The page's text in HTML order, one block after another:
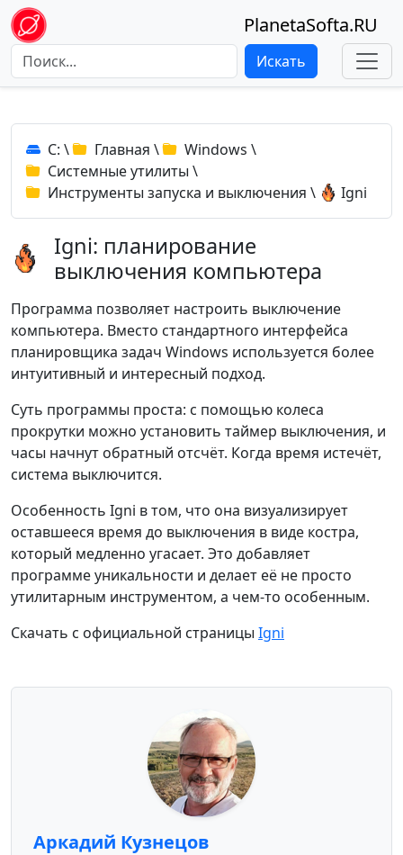
PlanetaSofta.RU
Искать
C: \ Главная \ Windows \
Системные утилиты \
Инструменты запуска и выключения \ Igni
Igni: планирование
выключения компьютера
Программа позволяет настроить выключение
компьютера. Вместо стандартного интерфейса
планировщика задач Windows используется более
интуитивный и интересный подход.
Суть программы проста: с помощью колеса
прокрутки можно установить таймер выключения, и
часы начнут обратный отсчёт. Когда время истечёт,
система выключится.
Особенность Igni в том, что она визуализирует
оставшееся время до выключения в виде костра,
который медленно угасает. Это добавляет
программе уникальности и делает её не просто
утилитарным инструментом, а чем-то особенным.
Скачать с официальной страницы Igni
Аркадий Кузнецов